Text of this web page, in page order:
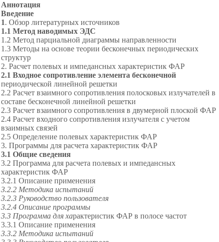
Аннотация
Введение
1. Обзор литературных источников
1.1 Метод наводимых ЭДС
1.2 Метод парциальной диаграммы направленности
1.3 Методы на основе теории бесконечных периодических
структур
2. Расчет полевых и импедансных характеристик ФАР
2.1 Входное сопротивление элемента бесконечной
периодической линейной решетки
2.2 Расчет взаимного сопротивления полосковых излучателей в
составе бесконечной линейной решетки
2.3 Расчет взаимного сопротивления в двумерной плоской ФАР
2.4 Расчет входного сопротивления излучателя с учетом
взаимных связей
2.5 Определение полевых характеристик ФАР
3. Программы для расчета характеристик ФАР
3.1 Общие сведения
3.2 Программа для расчета полевых и импедансных
характеристик ФАР
3.2.1 Описание применения
3.2.2 Методика испытаний
3.2.3 Руководство пользователя
3.2.4 Описание программы
3.3 Программа для характеристик ФАР в полосе частот
3.3.1 Описание применения
3.3.2 Методика испытаний